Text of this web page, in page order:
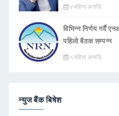
४ महिना अगाडि
विभिन्न निर्णय गर्दै
पहिलो बैठक सम्पन्न
५ महिना अगाडि
न्युज बैंक बिषेश